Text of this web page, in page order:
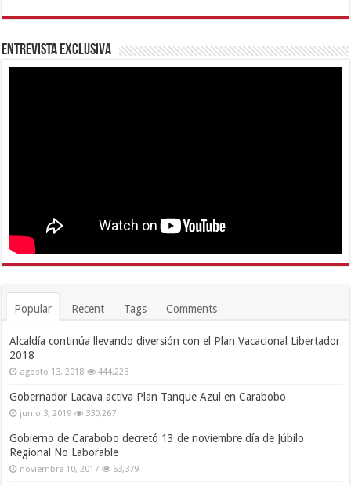
Entrevista Exclusiva
Popular Recent Tags Comments
Alcaldía continúa llevando diversión con el Plan Vacacional Libertador
2018
agosto 13, 2018 444,223
Gobernador Lacava activa Plan Tanque Azul en Carabobo
junio 3, 2019 330,267
Gobierno de Carabobo decretó 13 de noviembre día de Júbilo
Regional No Laborable
noviembre 10, 2017 63,379